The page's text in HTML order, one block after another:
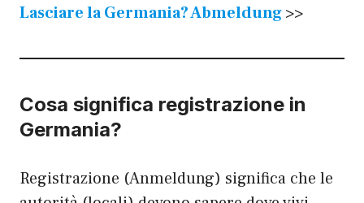
Lasciare la Germania? Abmeldung>>
Cosa significa registrazione in
Germania?
Registrazione (Anmeldung) significa che le